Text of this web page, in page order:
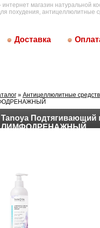
интернет магазин натуральной
похудения, антицеллюлитные
Доставка
» Антицеллюлитные
Tanoya
ЛИМФОДРЕНАЖНЫЙ